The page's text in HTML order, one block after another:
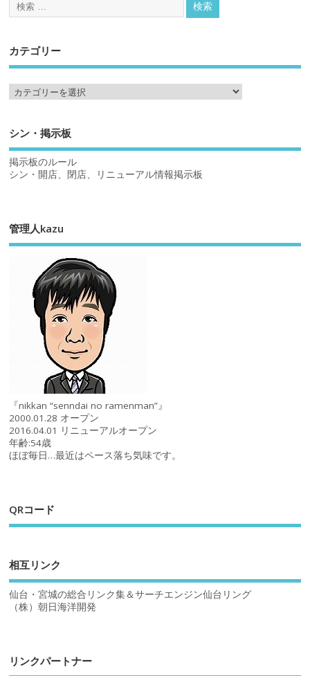
カテゴリー
シン・掲示板
掲示板のルール
シン・開店、閉店、リニューアル情報掲示板
管理人kazu
『nikkan “senndai no ramenman”』
2000.01.28 オープン
2016.04.01 リニューアルオープン
年齢:54歳
ほぼ毎日…最近はペース落ち気味です。
QRコード
相互リンク
仙台・宮城の総合リンク集＆サーチエンジン仙台リング
（株）朝日海洋開発
リンクパートナー